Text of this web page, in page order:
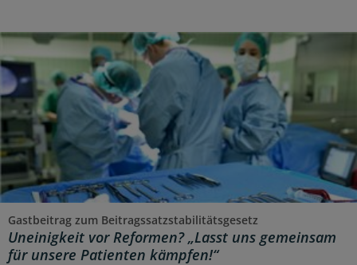
Gastbeitrag zum Beitragssatzstabilitätsgesetz
Uneinigkeit vor Reformen? „Lasst uns gemeinsam
für unsere Patienten kämpfen!“